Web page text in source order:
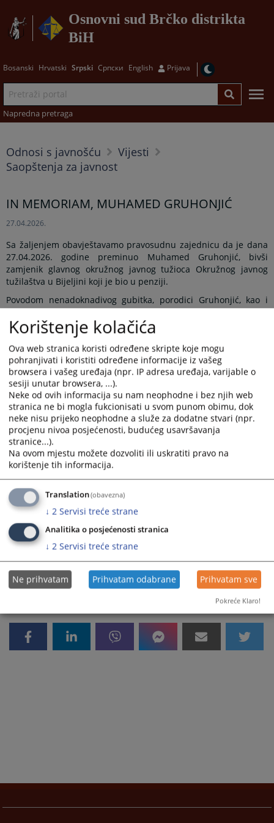
Osnovni sud Brčko distrikta
BiH
Bosanski Hrvatski Srpski Српски English Prijava
Napredna pretraga
Odnosi s javnošću
Vijesti
Saopštenja za javnost
IN MEMORIAM, MUHAMED GRUHONJIĆ
27.04.2026.
Sa žaljenjem obavještavamo pravosudnu zajednicu da je dana
27.04.2026. godine preminuo Muhamed Gruhonjić, bivši
zamjenik glavnog okružnog javnog tužioca Okružnog javnog
tužilaštva u Bijeljini koji je bio u penziji.
Povodom nenadoknadivog gubitka, porodici Gruhonjić, kao i
svim kolegama i prijateljima uvaženog tužioca, prvi zamjenik
glavnog okružnog javnog tužioca Okružnog javnog tužilaštva u
Bijeljini Sabina Husejnagić zajedno sa kolektivom, izražava
duboko saučešće.
Tužilac Muhamed Gruhonjić rođen je 15.03.1953. godine u
Janji, opština Bijeljina. Pravni fakultet u Sarajevu završio je
16.01.1979. godine, a pravosudni ispit položio je 01.03.1984.
godine u Sarajevu.
Tužilačku karijeru započeo je 08.03.2004. godine kao okružni
javni tužilac u Okružnom javnom tužilaštvu u Bijeljini. Dana
01.02.2008. godine je imenovan za zamjenika glavnog okružnog
javnog tužioca. Funkciju vršioca dužnosti glavnog okružnog
javnog tužioca je obavljao u periodu od 29.01.2021. godine do
31.08.2021. godine, nakon čega je nastavio obavljati funkciju
zamjenika glavnog okružnog javnog tužioca sve do 15.03.2023.
godine, kada je otišao u penziju.
Prikazana vijest je na: Srpski jezik
9902PREGLEDA
Korištenje kolačića
Ova web stranica koristi određene skripte koje mogu
pohranjivati i koristiti određene informacije iz vašeg
browsera i vašeg uređaja (npr. IP adresa uređaja, varijable o
sesiji unutar browsera, ...).
Neke od ovih informacija su nam neophodne i bez njih web
stranica ne bi mogla fukcionisati u svom punom obimu, dok
neke nisu prijeko neophodne a služe za dodatne stvari (npr.
procjenu nivoa posjećenosti, budućeg usavršavanja
stranice...).
Na ovom mjestu možete dozvoliti ili uskratiti pravo na
korištenje tih informacija.
Translation(obavezna)
↓ 2 Servisi treće strane
Analitika o posjećenosti stranica
↓ 2 Servisi treće strane
Ne prihvatam Prihvatam odabrane Prihvatam sve
Pokreće Klaro!